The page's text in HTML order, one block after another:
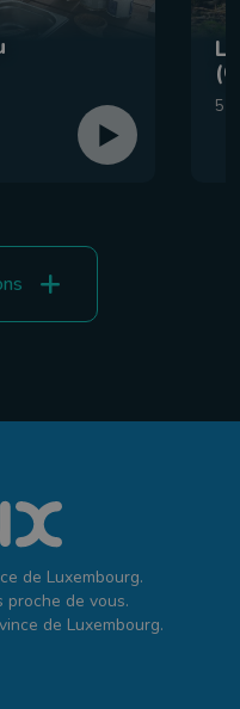
5
de Luxembourg.
proche de vous.
de Luxembourg.